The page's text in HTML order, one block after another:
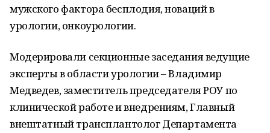
мужского фактора бесплодия, новаций в
урологии, онкоурологии.
Модерировали секционные заседания ведущие
эксперты в области урологии – Владимир
Медведев, заместитель председателя РОУ по
клинической работе и внедрениям, Главный
внештатный трансплантолог Департамента